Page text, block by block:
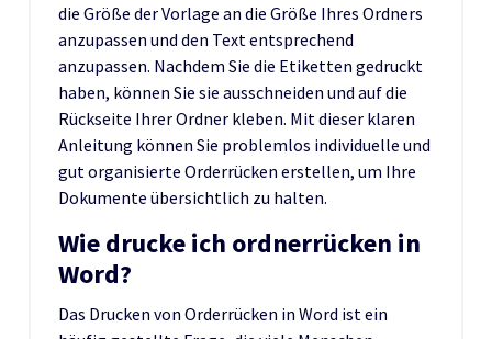
die Größe der Vorlage an die Größe Ihres Ordners
anzupassen und den Text entsprechend
anzupassen. Nachdem Sie die Etiketten gedruckt
haben, können Sie sie ausschneiden und auf die
Rückseite Ihrer Ordner kleben. Mit dieser klaren
Anleitung können Sie problemlos individuelle und
gut organisierte Orderrücken erstellen, um Ihre
Dokumente übersichtlich zu halten.
Wie drucke ich ordnerrücken in
Word?
Das Drucken von Orderrücken in Word ist ein